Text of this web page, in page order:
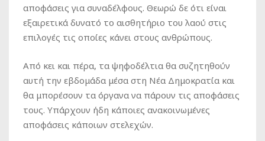
αποφάσεις για συναδέλφους. Θεωρώ δε ότι είναι
εξαιρετικά δυνατό το αισθητήριο του λαού στις
επιλογές τις οποίες κάνει στους ανθρώπους.
Από κει και πέρα, τα ψηφοδέλτια θα συζητηθούν
αυτή την εβδομάδα μέσα στη Νέα Δημοκρατία και
θα μπορέσουν τα όργανα να πάρουν τις αποφάσεις
τους. Υπάρχουν ήδη κάποιες ανακοινωμένες
αποφάσεις κάποιων στελεχών.